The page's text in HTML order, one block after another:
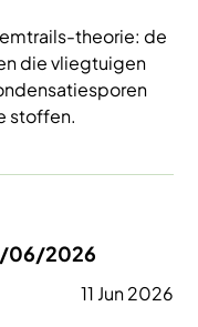
theorie: de
die vliegtuigen
stoffen.
06/2026
11 Jun 2026